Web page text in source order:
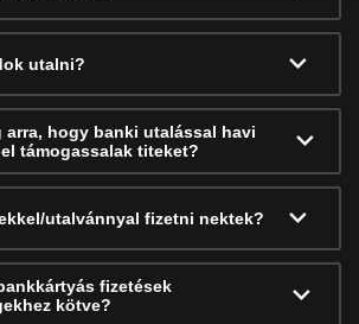
utalni?
arra, hogy banki utalással havi
támogassalak titeket?
utalvánnyal fizetni nektek?
fizetések
kötve?